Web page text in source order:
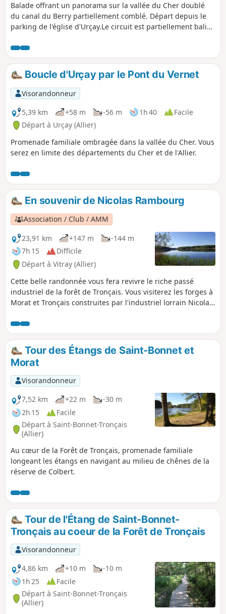
Balade offrant un panorama sur la vallée du Cher doublé
du canal du Berry partiellement comblé. Départ depuis le
parking de l'église d'Urçay.Le circuit est partiellement balisé
Boucle d'Urçay par le Pont du Vernet
Visorandonneur
5,39 km
+58 m -56 m 1h 40
Facile
Départ à Urçay (Allier)
Promenade familiale ombragée dans la vallée du Cher. Vous
serez en limite des départements du Cher et de l'Allier.
En souvenir de Nicolas Rambourg
Association / Club / AMM
23,91 km
+147 m
-144 m
7h 15
Difficile
Départ à Vitray (Allier)
Cette belle randonnée vous fera revivre le riche passé
industriel de la forêt de Tronçais. Vous visiterez les forges à
Morat et Tronçais construites par l'industriel lorrain Nicolas
Saloup), qu'il créât pour les faire fonctionner. Un clin d’œil
industriel au cœur de la plus belle chênaie de France.
Tour des Étangs de Saint-Bonnet et
Morat
Visorandonneur
7,52 km
+22 m
-30 m
2h 15
Facile
Départ à Saint-Bonnet-Tronçais
(Allier)
Au cœur de la Forêt de Tronçais, promenade familiale
longeant les étangs en navigant au milieu de chênes de la
réserve de Colbert.
Tour de l'Étang de Saint-Bonnet-
Tronçais au coeur de la Forêt de Tronçais
Visorandonneur
4,86 km
+10 m
-10 m
1h 25
Facile
Départ à Saint-Bonnet-Tronçais
(Allier)